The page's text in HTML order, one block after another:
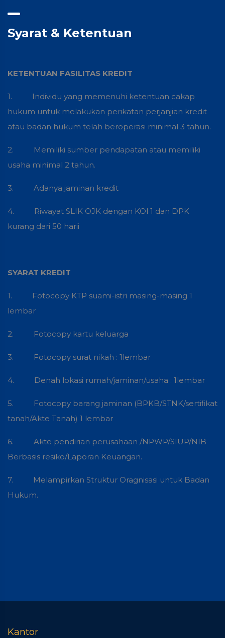
Syarat & Ketentuan
KETENTUAN FASILITAS KREDIT
1. Individu yang memenuhi ketentuan cakap
hukum untuk melakukan perikatan perjanjian kredit
atau badan hukum telah beroperasi minimal 3 tahun.
2. Memiliki sumber pendapatan atau memiliki
usaha minimal 2 tahun.
3. Adanya jaminan kredit
4. Riwayat SLIK OJK dengan KOl 1 dan DPK
kurang dari 50 harii
SYARAT KREDIT
1. Fotocopy KTP suami-istri masing-masing 1
lembar
2. Fotocopy kartu keluarga
3. Fotocopy surat nikah : 1lembar
4. Denah lokasi rumah/jaminan/usaha : 1lembar
5. Fotocopy barang jaminan (BPKB/STNK/sertiﬁkat
tanah/Akte Tanah) 1 lembar
6. Akte pendirian perusahaan /NPWP/SIUP/NIB
Berbasis resiko/Laporan Keuangan.
7. Melampirkan Struktur Oragnisasi untuk Badan
Hukum.
Kantor